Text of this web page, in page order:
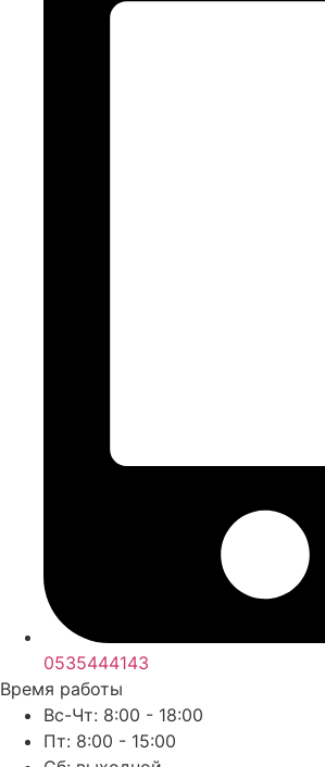
0535444143
Время работы
Вс-Чт: 8:00 - 18:00
Пт: 8:00 - 15:00